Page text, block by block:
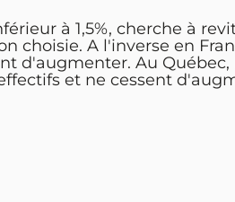
à 1,5%, cherche à
choisie. A l'inverse en
d'augmenter. Au
et ne cessent